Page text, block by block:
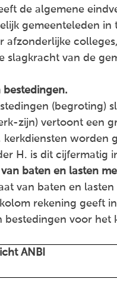
de algemene
gemeenteleden in
afzonderlijke
slagkracht van de
bestedingen.
(begroting)
zijn) vertoont een
kerkdiensten worden
H. is dit cijfermatig
van baten en lasten
van baten en
rekening geeft
bestedingen voor
ANBI